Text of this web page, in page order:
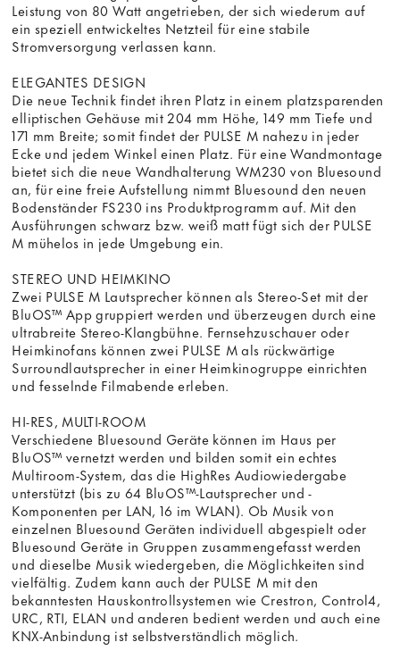
Leistung von 80 Watt angetrieben, der sich wiederum auf
ein speziell entwickeltes Netzteil für eine stabile
Stromversorgung verlassen kann.
ELEGANTES DESIGN
Die neue Technik findet ihren Platz in einem platzsparenden
elliptischen Gehäuse mit 204 mm Höhe, 149 mm Tiefe und
171 mm Breite; somit findet der PULSE M nahezu in jeder
Ecke und jedem Winkel einen Platz. Für eine Wandmontage
bietet sich die neue Wandhalterung WM230 von Bluesound
an, für eine freie Aufstellung nimmt Bluesound den neuen
Bodenständer FS230 ins Produktprogramm auf. Mit den
Ausführungen schwarz bzw. weiß matt fügt sich der PULSE
M mühelos in jede Umgebung ein.
STEREO UND HEIMKINO
Zwei PULSE M Lautsprecher können als Stereo-Set mit der
BluOS™ App gruppiert werden und überzeugen durch eine
ultrabreite Stereo-Klangbühne. Fernsehzuschauer oder
Heimkinofans können zwei PULSE M als rückwärtige
Surroundlautsprecher in einer Heimkinogruppe einrichten
und fesselnde Filmabende erleben.
HI-RES, MULTI-ROOM
Verschiedene Bluesound Geräte können im Haus per
BluOS™ vernetzt werden und bilden somit ein echtes
Multiroom-System, das die HighRes Audiowiedergabe
unterstützt (bis zu 64 BluOS™-Lautsprecher und -
Komponenten per LAN, 16 im WLAN). Ob Musik von
einzelnen Bluesound Geräten individuell abgespielt oder
Bluesound Geräte in Gruppen zusammengefasst werden
und dieselbe Musik wiedergeben, die Möglichkeiten sind
vielfältig. Zudem kann auch der PULSE M mit den
bekanntesten Hauskontrollsystemen wie Crestron, Control4,
URC, RTI, ELAN und anderen bedient werden und auch eine
KNX-Anbindung ist selbstverständlich möglich.